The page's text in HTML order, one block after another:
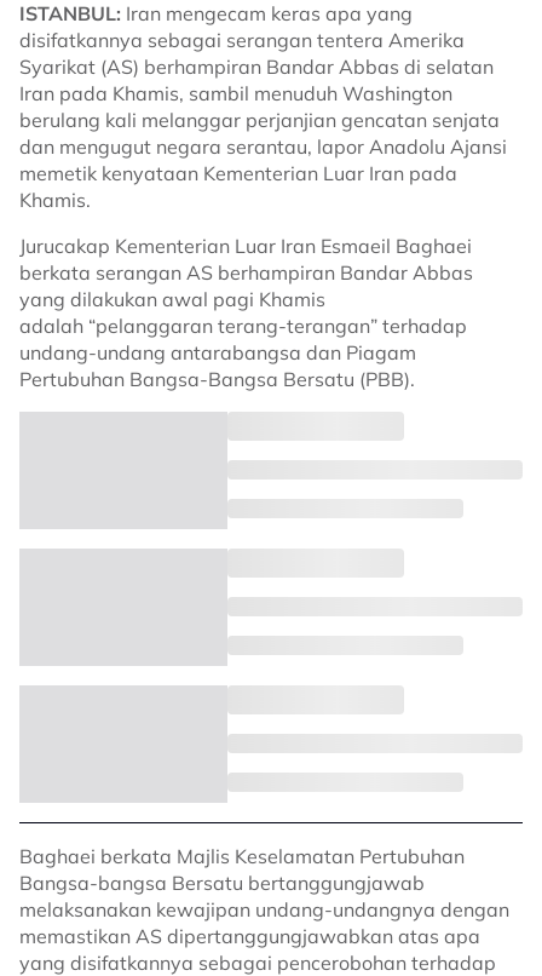
ISTANBUL: Iran mengecam keras apa yang
disifatkannya sebagai serangan tentera Amerika
Syarikat (AS) berhampiran Bandar Abbas di selatan
Iran pada Khamis, sambil menuduh Washington
berulang kali melanggar perjanjian gencatan senjata
dan mengugut negara serantau, lapor Anadolu Ajansi
memetik kenyataan Kementerian Luar Iran pada
Khamis.
Jurucakap Kementerian Luar Iran Esmaeil Baghaei
berkata serangan AS berhampiran Bandar Abbas
yang dilakukan awal pagi Khamis
adalah “pelanggaran terang-terangan” terhadap
undang-undang antarabangsa dan Piagam
Pertubuhan Bangsa-Bangsa Bersatu (PBB).
Baghaei berkata Majlis Keselamatan Pertubuhan
Bangsa-bangsa Bersatu bertanggungjawab
melaksanakan kewajipan undang-undangnya dengan
memastikan AS dipertanggungjawabkan atas apa
yang disifatkannya sebagai pencerobohan terhadap